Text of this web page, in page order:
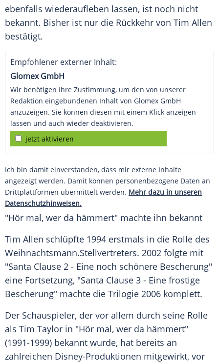
ebenfalls wiederaufleben lassen, ist noch nicht
bekannt. Bisher ist nur die Rückkehr von Tim Allen
bestätigt.
Empfohlener externer Inhalt:
Glomex GmbH
Wir benötigen Ihre Zustimmung, um den von unserer
Redaktion eingebundenen Inhalt von Glomex GmbH
anzuzeigen. Sie können diesen mit einem Klick anzeigen
lassen und auch wieder deaktivieren.
jetzt aktivieren
Ich bin damit einverstanden, dass mir externe Inhalte
angezeigt werden. Damit können personenbezogene Daten an
Drittplattformen übermittelt werden. Mehr dazu in unseren
Datenschutzhinweisen.
"Hör mal, wer da hämmert" machte ihn bekannt
Tim Allen schlüpfte 1994 erstmals in die Rolle des
Weihnachtsmann.Stellvertreters. 2002 folgte mit
"Santa Clause 2 - Eine noch schönere Bescherung"
eine Fortsetzung, "Santa Clause 3 - Eine frostige
Bescherung" machte die Trilogie 2006 komplett.
Der Schauspieler, der vor allem durch seine Rolle
als Tim Taylor in "Hör mal, wer da hämmert"
(1991-1999) bekannt wurde, hat bereits an
zahlreichen Disney-Produktionen mitgewirkt, vor